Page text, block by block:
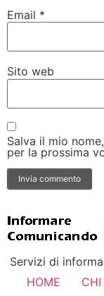
Email *
Sito web
Salva il mio
per la prossima
Servizi di
HOME
CHI